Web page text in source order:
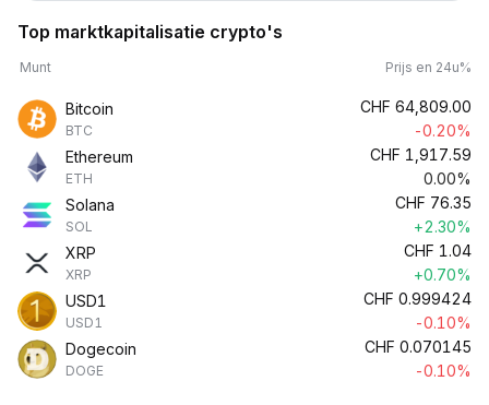
Top marktkapitalisatie crypto's
Munt Prijs en 24u%
Bitcoin
BTC
CHF 64,809.00
-0.20%
Ethereum
ETH
CHF 1,917.59
0.00%
Solana
SOL
CHF 76.35
+2.30%
XRP
XRP
CHF 1.04
+0.70%
USD1
USD1
CHF 0.999424
-0.10%
Dogecoin
DOGE
CHF 0.070145
-0.10%